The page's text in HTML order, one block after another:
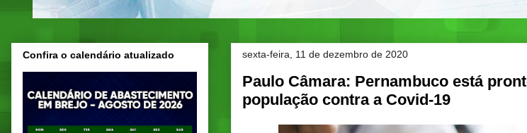
sexta-feira, 11 de dezembro de 2020
Paulo Câmara: Pernambuco está
população contra a Covid-19
Confira o calendário atualizado